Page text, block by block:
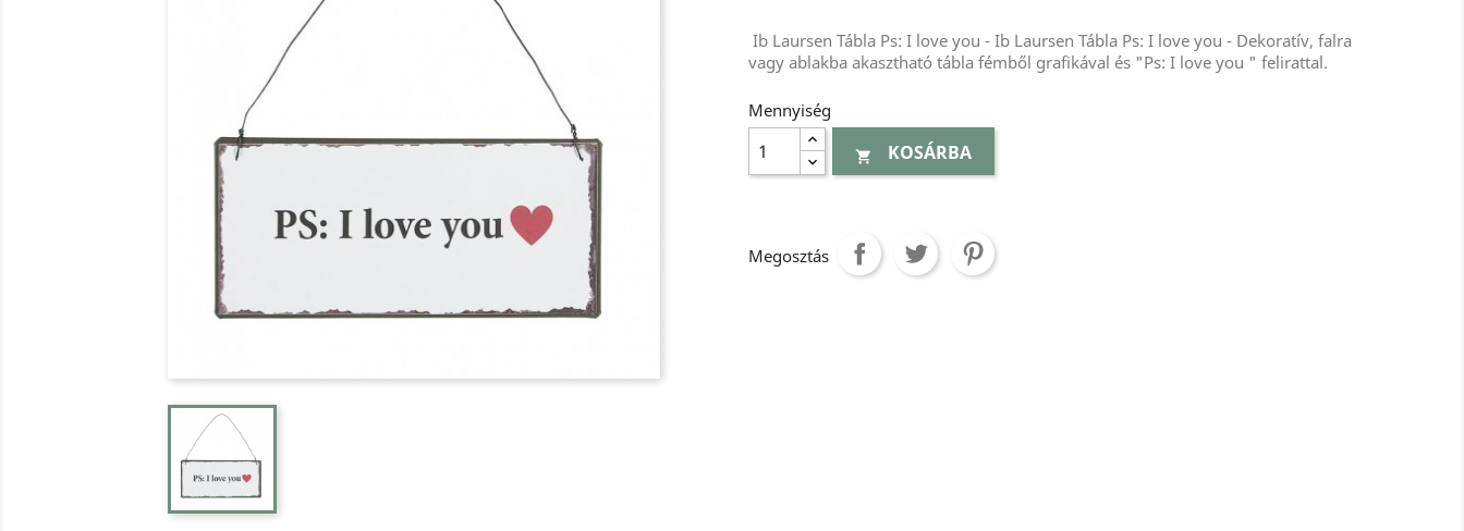
Ib Laursen Tábla Ps: I love you - Ib Laursen Tábla Ps: I love you - Dekoratív, falra
vagy ablakba akasztható tábla fémből grafikával és "Ps: I love you " felirattal.
Mennyiség
 KOSÁRBA
Megosztás